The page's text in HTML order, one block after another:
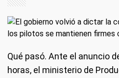
Qué pasó. Ante el anuncio
horas, el ministerio de